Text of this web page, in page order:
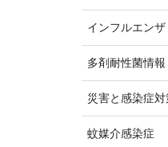
インフルエンザ
多剤耐性菌情報
災害と感染症対
蚊媒介感染症